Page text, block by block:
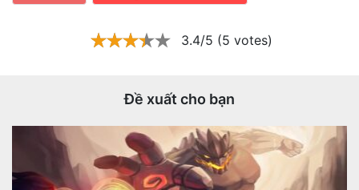
3.4/5 (5 votes)
Đề xuất cho bạn